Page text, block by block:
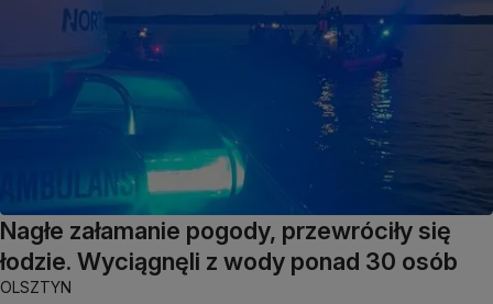
Nagłe załamanie pogody, przewróciły się
łodzie. Wyciągnęli z wody ponad 30 osób
OLSZTYN